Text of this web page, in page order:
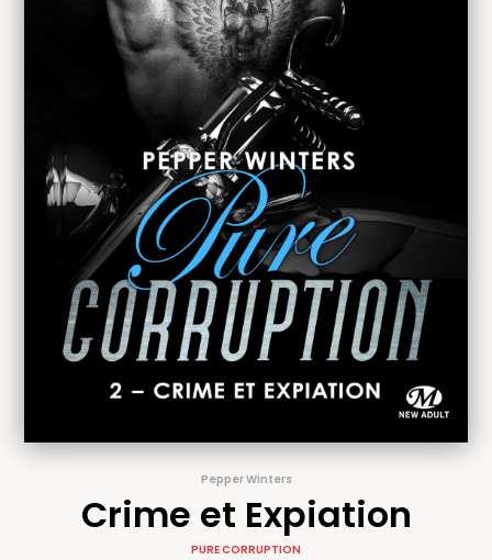
Pepper Winters
Crime et Expiation
PURE CORRUPTION